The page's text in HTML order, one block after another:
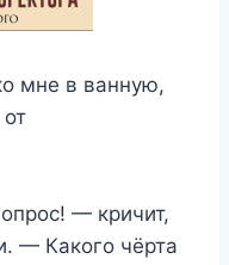
мне в ванную,
— кричит,
— Какого чёрта